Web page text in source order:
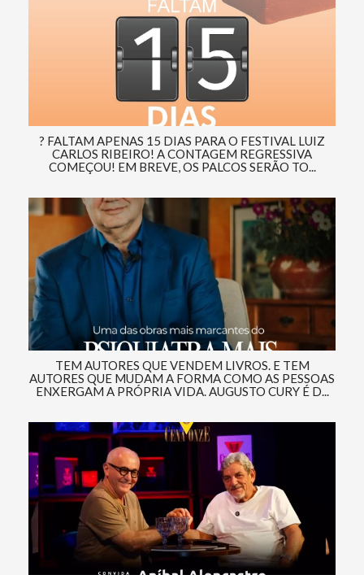
? FALTAM APENAS 15 DIAS PARA O FESTIVAL LUIZ
CARLOS RIBEIRO! A CONTAGEM REGRESSIVA
COMEÇOU! EM BREVE, OS PALCOS SERÃO TO...
TEM AUTORES QUE VENDEM LIVROS. E TEM
AUTORES QUE MUDAM A FORMA COMO AS PESSOAS
ENXERGAM A PRÓPRIA VIDA. AUGUSTO CURY É D...